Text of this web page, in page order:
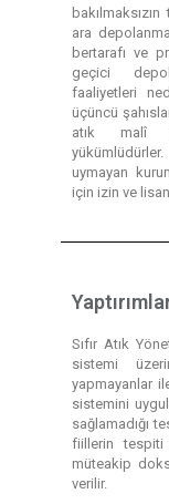
ara
bertarafı ve
geçici
faaliyetleri
üçüncü
atık malî
uymayan
için izin ve
Sıfır Atık
sistemi
yapmayanlar
sistemini
sağlamadığı
fiillerin tespiti
müteakip
verilir.